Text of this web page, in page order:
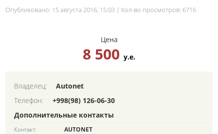
Опубликовано: 15 августа 2016, 15:03 | Кол-во просмотров: 6716
Цена
8 500 у.е.
Владелец:
Autonet
Телефон:
+998(98) 126-06-30
Дополнительные контакты
Контакт:
AUTONET